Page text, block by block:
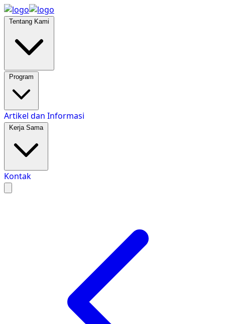
Artikel dan Informasi
Kerja Sama
Kontak